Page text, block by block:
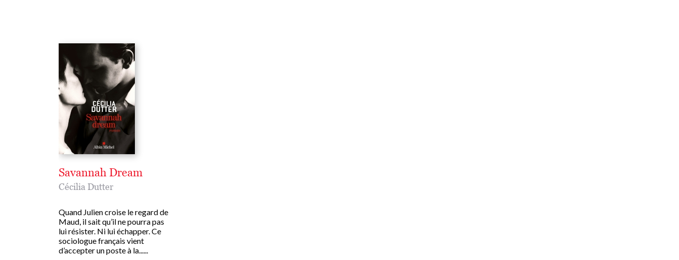
Savannah Dream
Cécilia Dutter
Quand Julien croise le regard de
Maud, il sait qu’il ne pourra pas
lui résister. Ni lui échapper. Ce
sociologue français vient
d’accepter un poste à la......